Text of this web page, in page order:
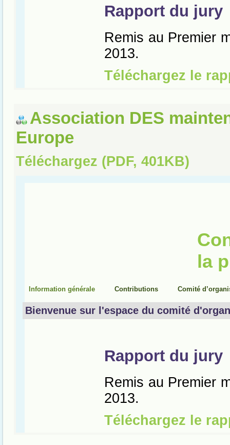
Association DES
Europe
Téléchargez (PDF, 401KB)